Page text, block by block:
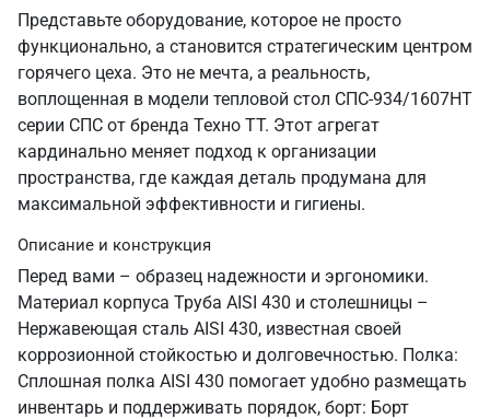
Представьте оборудование, которое не просто
функционально, а становится стратегическим центром
горячего цеха. Это не мечта, а реальность,
воплощенная в модели тепловой стол СПС-934/1607НТ
серии СПС от бренда Техно ТТ. Этот агрегат
кардинально меняет подход к организации
пространства, где каждая деталь продумана для
максимальной эффективности и гигиены.
Описание и конструкция
Перед вами – образец надежности и эргономики.
Материал корпуса Труба AISI 430 и столешницы –
Нержавеющая сталь AISI 430, известная своей
коррозионной стойкостью и долговечностью. Полка:
Сплошная полка AISI 430 помогает удобно размещать
инвентарь и поддерживать порядок, борт: Борт